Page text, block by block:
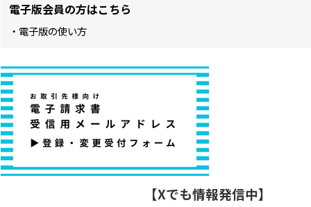
電子版会員の方はこちら
・電子版の使い方
【Xでも情報発信中】